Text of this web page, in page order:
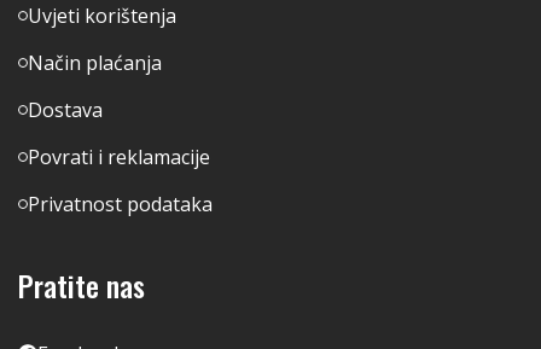
Uvjeti korištenja
Način plaćanja
Dostava
Povrati i reklamacije
Privatnost podataka
Pratite nas